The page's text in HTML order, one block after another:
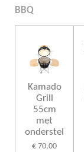
BBQ
Kamado
Grill
55cm
met
onderstel
€ 70,00